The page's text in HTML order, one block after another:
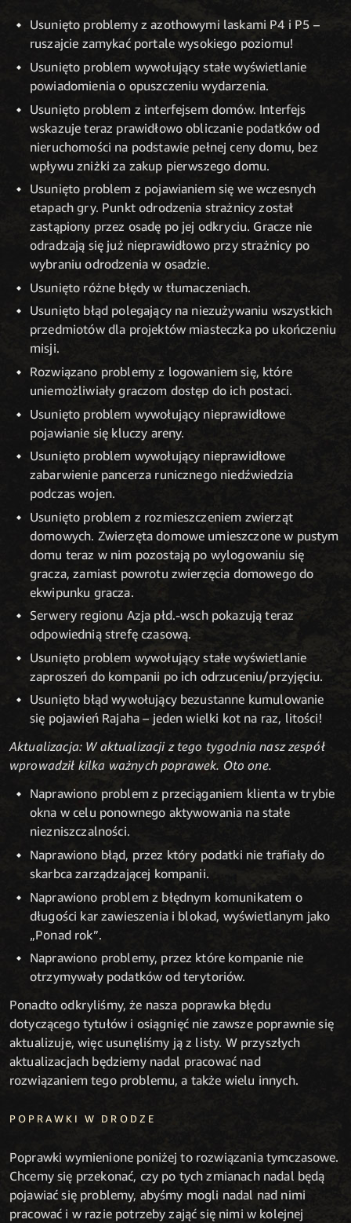
Usunięto problemy z azothowymi laskami P4 i P5 –
ruszajcie zamykać portale wysokiego poziomu!
Usunięto problem wywołujący stałe wyświetlanie
powiadomienia o opuszczeniu wydarzenia.
Usunięto problem z interfejsem domów. Interfejs
wskazuje teraz prawidłowo obliczanie podatków od
nieruchomości na podstawie pełnej ceny domu, bez
wpływu zniżki za zakup pierwszego domu.
Usunięto problem z pojawianiem się we wczesnych
etapach gry. Punkt odrodzenia strażnicy został
zastąpiony przez osadę po jej odkryciu. Gracze nie
odradzają się już nieprawidłowo przy strażnicy po
wybraniu odrodzenia w osadzie.
Usunięto różne błędy w tłumaczeniach.
Usunięto błąd polegający na niezużywaniu wszystkich
przedmiotów dla projektów miasteczka po ukończeniu
misji.
Rozwiązano problemy z logowaniem się, które
uniemożliwiały graczom dostęp do ich postaci.
Usunięto problem wywołujący nieprawidłowe
pojawianie się kluczy areny.
Usunięto problem wywołujący nieprawidłowe
zabarwienie pancerza runicznego niedźwiedzia
podczas wojen.
Usunięto problem z rozmieszczeniem zwierząt
domowych. Zwierzęta domowe umieszczone w pustym
domu teraz w nim pozostają po wylogowaniu się
gracza, zamiast powrotu zwierzęcia domowego do
ekwipunku gracza.
Serwery regionu Azja płd.-wsch pokazują teraz
odpowiednią strefę czasową.
Usunięto problem wywołujący stałe wyświetlanie
zaproszeń do kompanii po ich odrzuceniu/przyjęciu.
Usunięto błąd wywołujący bezustanne kumulowanie
się pojawień Rajaha – jeden wielki kot na raz, litości!
Aktualizacja: W aktualizacji z tego tygodnia nasz zespół
wprowadził kilka ważnych poprawek. Oto one.
Naprawiono problem z przeciąganiem klienta w trybie
okna w celu ponownego aktywowania na stałe
niezniszczalności.
Naprawiono błąd, przez który podatki nie trafiały do
skarbca zarządzającej kompanii.
Naprawiono problem z błędnym komunikatem o
długości kar zawieszenia i blokad, wyświetlanym jako
„Ponad rok”.
Naprawiono problemy, przez które kompanie nie
otrzymywały podatków od terytoriów.
Ponadto odkryliśmy, że nasza poprawka błędu
dotyczącego tytułów i osiągnięć nie zawsze poprawnie się
aktualizuje, więc usunęliśmy ją z listy. W przyszłych
aktualizacjach będziemy nadal pracować nad
rozwiązaniem tego problemu, a także wielu innych.
POPRAWKI W DRODZE
Poprawki wymienione poniżej to rozwiązania tymczasowe.
Chcemy się przekonać, czy po tych zmianach nadal będą
pojawiać się problemy, abyśmy mogli nadal nad nimi
pracować i w razie potrzeby zająć się nimi w kolejnej